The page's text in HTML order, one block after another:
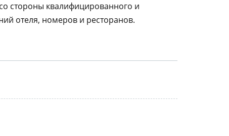
стороны квалифицированного и
отеля, номеров и ресторанов.